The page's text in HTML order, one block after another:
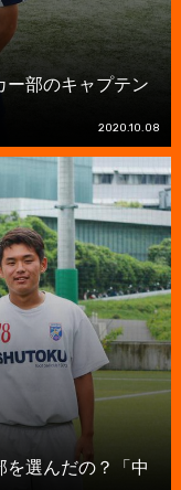
部のキャプテン
2020.10.08
選んだの？「中